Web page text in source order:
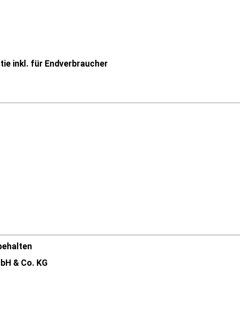
inkl. für Endverbraucher
& Co. KG